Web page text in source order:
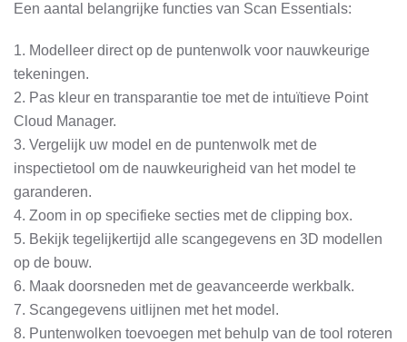
Een aantal belangrijke functies van Scan Essentials:
1. Modelleer direct op de puntenwolk voor nauwkeurige
tekeningen.
2. Pas kleur en transparantie toe met de intuïtieve Point
Cloud Manager.
3. Vergelijk uw model en de puntenwolk met de
inspectietool om de nauwkeurigheid van het model te
garanderen.
4. Zoom in op specifieke secties met de clipping box.
5. Bekijk tegelijkertijd alle scangegevens en 3D modellen
op de bouw.
6. Maak doorsneden met de geavanceerde werkbalk.
7. Scangegevens uitlijnen met het model.
8. Puntenwolken toevoegen met behulp van de tool roteren